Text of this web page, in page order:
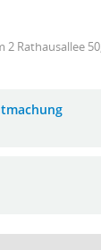
Rathausallee